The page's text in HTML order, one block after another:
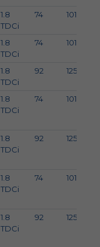
1.8
TDCi
74 101
1.8
TDCi
74 101
1.8
TDCi
92 125
1.8
TDCi
74 101
1.8
TDCi
92 125
1.8
TDCi
74 101
1.8
TDCi
92 125